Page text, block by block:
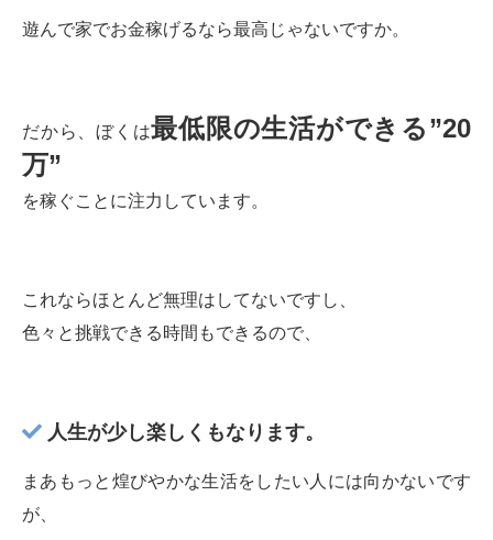
遊んで家でお金稼げるなら最高じゃないですか。
だから、ぼくは最低限の生活ができる”20
万”
を稼ぐことに注力しています。
これならほとんど無理はしてないですし、
色々と挑戦できる時間もできるので、
人生が少し楽しくもなります。
まあもっと煌びやかな生活をしたい人には向かないです
が、